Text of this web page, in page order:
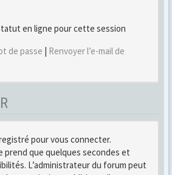
en ligne pour cette session
de passe | Renvoyer l’e-mail de
pour vous connecter.
prend que quelques secondes et
L’administrateur du forum peut